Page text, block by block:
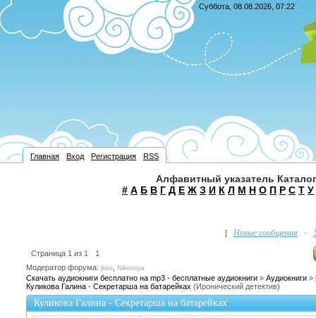
Суббота, 08.08.2026, 07:22
Главная Вход Регистрация RSS
Алфавитный указатель
# А Б В Г Д Е Ж З И К Л М Н О П Р С Т У
[ Новые сообщения ·
Страница 1 из 1
1
Модератор форума: pas Nikoniya
Скачать аудиокниги бесплатно на mp3 - бесплатные аудиокниги » Аудиокниги »
Куликова Галина - Секретарша на батарейках (Иронический детектив)
Куликова Галина - Секретарша на батарейках